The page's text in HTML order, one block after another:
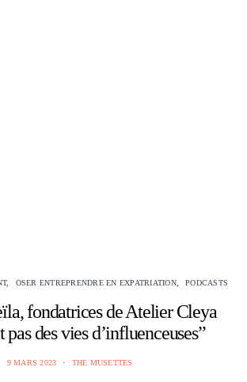
OSER ENTREPRENDRE EN EXPATRIATION PODCASTS
fondatrices de Atelier Cleya
pas des vies d’influenceuses”
9 MARS 2023 THE MUSETTES